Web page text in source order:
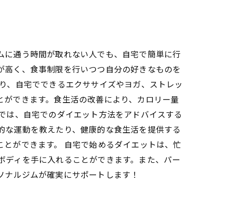
通う時間が取れない人でも、自宅で簡単に行
く、食事制限を行いつつ自分の好きなものを
、自宅でできるエクササイズやヨガ、ストレッ
できます。食生活の改善により、カロリー量
、自宅でのダイエット方法をアドバイスする
運動を教えたり、健康的な食生活を提供する
ができます。 自宅で始めるダイエットは、忙
ィを手に入れることができます。また、パー
ルジムが確実にサポートします！